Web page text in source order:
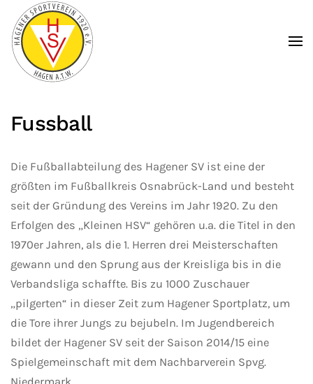
Zum Hauptinhalt springen
Fussball
Die Fußballabteilung des Hagener SV ist eine der
größten im Fußballkreis Osnabrück-Land und besteht
seit der Gründung des Vereins im Jahr 1920. Zu den
Erfolgen des „Kleinen HSV“ gehören u.a. die Titel in den
1970er Jahren, als die 1. Herren drei Meisterschaften
gewann und den Sprung aus der Kreisliga bis in die
Verbandsliga schaffte. Bis zu 1000 Zuschauer
„pilgerten“ in dieser Zeit zum Hagener Sportplatz, um
die Tore ihrer Jungs zu bejubeln. Im Jugendbereich
bildet der Hagener SV seit der Saison 2014/15 eine
Spielgemeinschaft mit dem Nachbarverein Spvg.
Niedermark.